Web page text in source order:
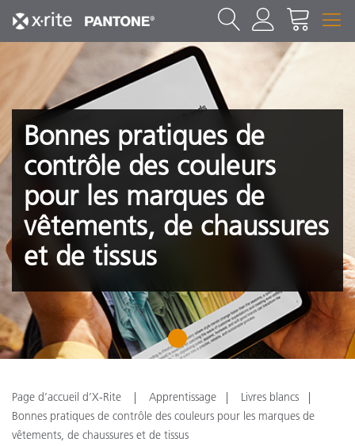
Bonnes pratiques de
contrôle des couleurs
pour les marques de
vêtements, de chaussures
et de tissus
1
Page d’accueil d’X-Rite Apprentissage
Livres blancs
Bonnes pratiques de contrôle des couleurs pour les marques de
vêtements, de chaussures et de tissus